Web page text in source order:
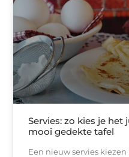
Servies: zo kies je het
mooi gedekte tafel
Een nieuw servies